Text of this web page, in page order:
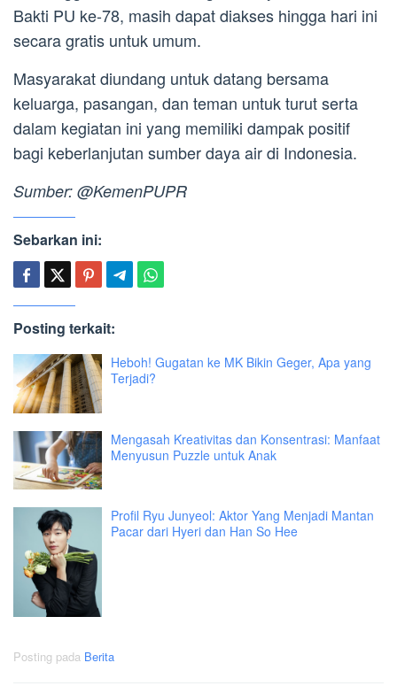
Bakti PU ke-78, masih dapat diakses hingga hari ini
secara gratis untuk umum.
Masyarakat diundang untuk datang bersama
keluarga, pasangan, dan teman untuk turut serta
dalam kegiatan ini yang memiliki dampak positif
bagi keberlanjutan sumber daya air di Indonesia.
Sumber: @KemenPUPR
Sebarkan ini:
Posting terkait:
Heboh! Gugatan ke MK Bikin Geger, Apa yang
Terjadi?
Mengasah Kreativitas dan Konsentrasi: Manfaat
Menyusun Puzzle untuk Anak
Profil Ryu Junyeol: Aktor Yang Menjadi Mantan
Pacar dari Hyeri dan Han So Hee
Posting pada Berita